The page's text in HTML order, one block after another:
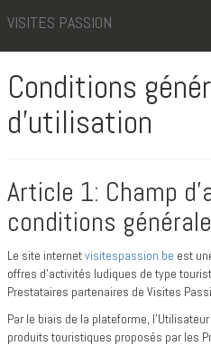
VISITES PASSION
Conditions
d’utilisation
Article 1: Champ
conditions
Le site internetvisitespassion.be est
offres d’activités ludiques de type
Prestataires partenaires de Visites
Par le biais de la plateforme,
produits touristiques proposés par les